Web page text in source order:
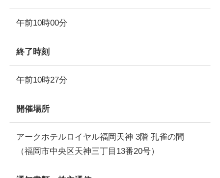
午前10時00分
終了時刻
午前10時27分
開催場所
アークホテルロイヤル福岡天神 3階 孔雀の間
（福岡市中央区天神三丁目13番20号）